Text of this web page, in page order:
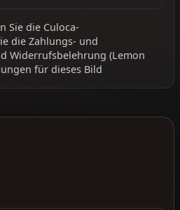
Sie die Culoca-
die Zahlungs- und
Widerrufsbelehrung (Lemon
für dieses Bild